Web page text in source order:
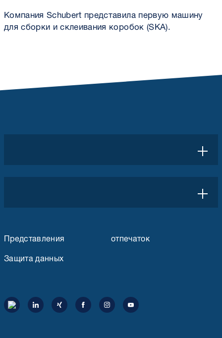
Компания Schubert представила первую машину
для сборки и склеивания коробок (SKA).
Представления
отпечаток
Защита данных